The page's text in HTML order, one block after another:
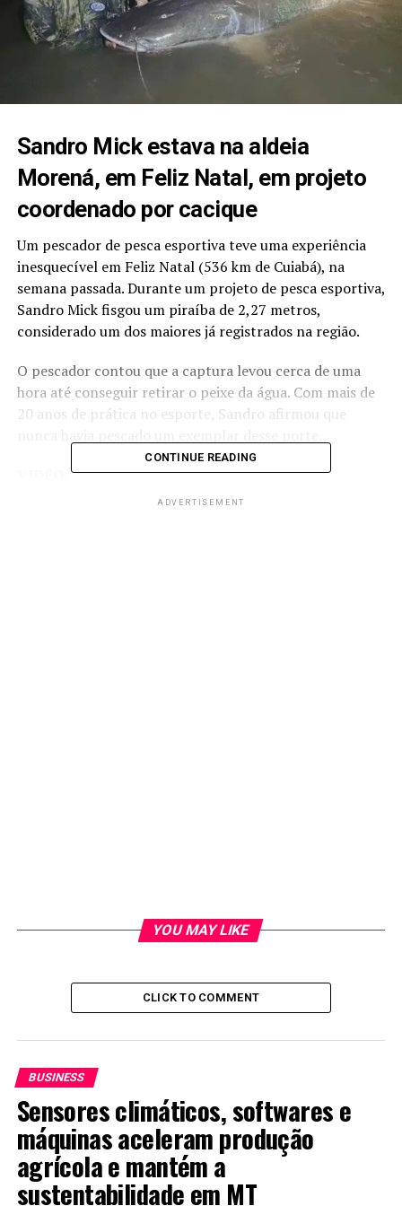
Sandro Mick estava na aldeia
Morená, em Feliz Natal, em projeto
coordenado por cacique
Um pescador de pesca esportiva teve uma experiência
inesquecível em Feliz Natal (536 km de Cuiabá), na
semana passada. Durante um projeto de pesca esportiva,
Sandro Mick fisgou um piraíba de 2,27 metros,
considerado um dos maiores já registrados na região.
O pescador contou que a captura levou cerca de uma
hora até conseguir retirar o peixe da água. Com mais de
20 anos de prática no esporte, Sandro afirmou que
CONTINUE READING
ADVERTISEMENT
YOU MAY LIKE
CLICK TO COMMENT
BUSINESS
Sensores climáticos, softwares e
máquinas aceleram produção
agrícola e mantém a
sustentabilidade em MT